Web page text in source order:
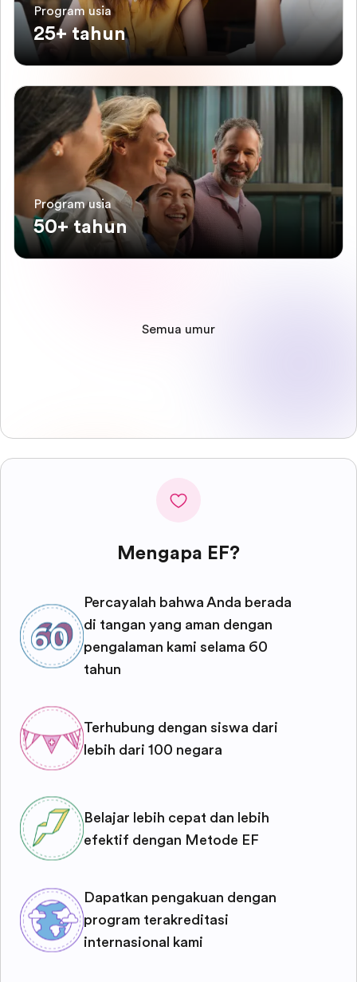
Program usia
25+ tahun
Program usia
50+ tahun
Semua umur
Mengapa EF?
Percayalah bahwa Anda berada
di tangan yang aman dengan
pengalaman kami selama 60
tahun
Terhubung dengan siswa dari
lebih dari 100 negara
Belajar lebih cepat dan lebih
efektif dengan Metode EF
Dapatkan pengakuan dengan
program terakreditasi
internasional kami